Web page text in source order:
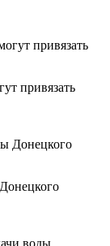
привязать